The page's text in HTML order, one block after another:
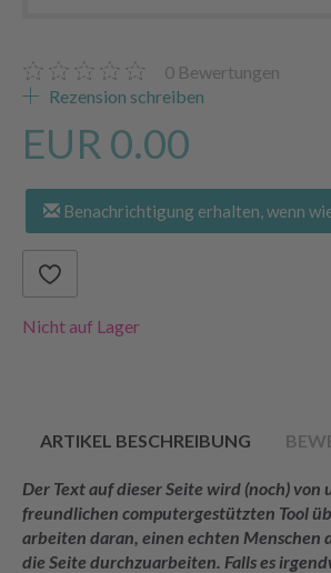
0 Bewertungen
Rezension schreiben
EUR 0.00
Benachrichtigung erhalten, wenn
Nicht auf Lager
ARTIKEL BESCHREIBUNG
Der Text auf dieser Seite wird (noch) von
freundlichen computergestützten Tool
arbeiten daran, einen echten Menschen
die Seite durchzuarbeiten. Falls es